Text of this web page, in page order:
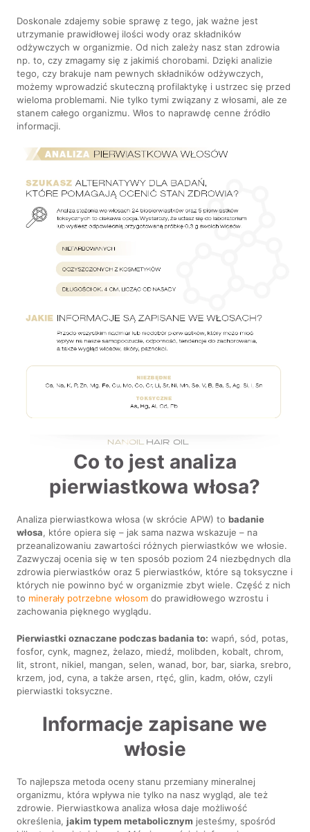
Doskonale zdajemy sobie sprawę z tego, jak ważne jest
utrzymanie prawidłowej ilości wody oraz składników
odżywczych w organizmie. Od nich zależy nasz stan zdrowia
np. to, czy zmagamy się z jakimiś chorobami. Dzięki analizie
tego, czy brakuje nam pewnych składników odżywczych,
możemy wprowadzić skuteczną profilaktykę i ustrzec się przed
wieloma problemami. Nie tylko tymi związany z włosami, ale ze
stanem całego organizmu. Włos to naprawdę cenne źródło
informacji.
Co to jest analiza
pierwiastkowa włosa?
Analiza pierwiastkowa włosa (w skrócie APW) tobadanie
włosa, które opiera się – jak sama nazwa wskazuje – na
przeanalizowaniu zawartości różnych pierwiastków we włosie.
Zazwyczaj ocenia się w ten sposób poziom 24 niezbędnych dla
zdrowia pierwiastków oraz 5 pierwiastków, które są toksyczne i
których nie powinno być w organizmie zbyt wiele. Część z nich
to minerały potrzebne włosom do prawidłowego wzrostu i
zachowania pięknego wyglądu.
Pierwiastki oznaczane podczas badania to: wapń, sód, potas,
fosfor, cynk, magnez, żelazo, miedź, molibden, kobalt, chrom,
lit, stront, nikiel, mangan, selen, wanad, bor, bar, siarka, srebro,
krzem, jod, cyna, a także arsen, rtęć, glin, kadm, ołów, czyli
pierwiastki toksyczne.
Informacje zapisane we
włosie
To najlepsza metoda oceny stanu przemiany mineralnej
organizmu, która wpływa nie tylko na nasz wygląd, ale też
zdrowie. Pierwiastkowa analiza włosa daje możliwość
określenia,jakim typem metabolicznym jesteśmy, spośród